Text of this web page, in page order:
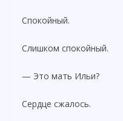
Спокойный.
Слишком спокойный.
— Это мать Ильи?
Сердце сжалось.